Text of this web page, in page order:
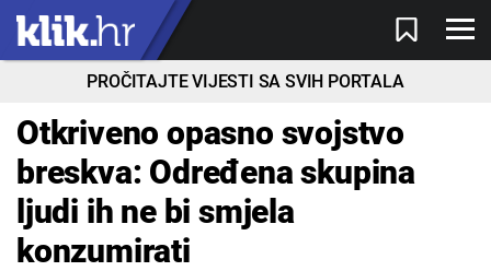
PROČITAJTE VIJESTI SA SVIH PORTALA
Otkriveno opasno svojstvo
breskva: Određena skupina
ljudi ih ne bi smjela
konzumirati